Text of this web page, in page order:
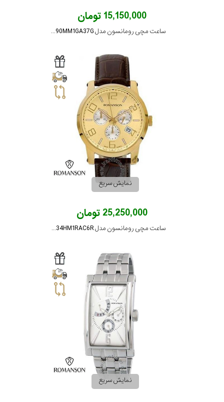
15,150,000 تومان
ساعت مچی رومانسون مدل TL0390MM1GA37G
نمایش سریع
25,250,000 تومان
ساعت مچی رومانسون مدل TL0334HM1RAC6R
نمایش سریع